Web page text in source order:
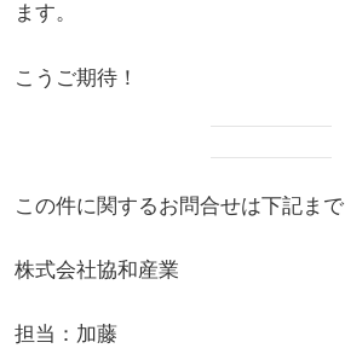
ます。
こうご期待！
この件に関するお問合せは下記まで
株式会社協和産業
担当：加藤